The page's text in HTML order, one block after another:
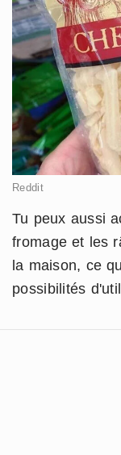
Reddit
Tu peux aussi
fromage et les
la maison, ce
possibilités